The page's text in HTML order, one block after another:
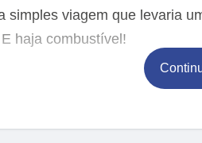
simples viagem que levaria
haja combustível!